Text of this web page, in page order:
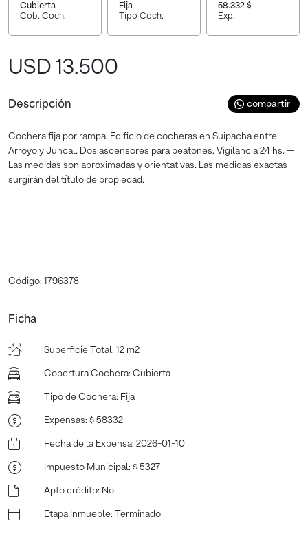
Cubierta
Cob. Coch.
Fija
Tipo Coch.
58.332 $
Exp.
USD 13.500
Descripción compartir
Cochera fija por rampa. Edificio de cocheras en Suipacha entre
Arroyo y Juncal. Dos ascensores para peatones. Vigilancia 24 hs. —
Las medidas son aproximadas y orientativas. Las medidas exactas
surgirán del título de propiedad.
Código: 1796378
Ficha
Superficie Total: 12 m2
Cobertura Cochera: Cubierta
Tipo de Cochera: Fija
Expensas: $ 58332
Fecha de la Expensa: 2026-01-10
Impuesto Municipal: $ 5327
Apto crédito: No
Etapa Inmueble: Terminado